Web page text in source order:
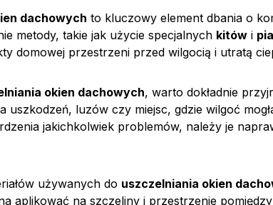
dachowych to kluczowy element dbania o
metody, takie jak użycie specjalnych kitów i
domowej przestrzeni przed wilgocią i utratą
okien dachowych, warto dokładnie
uszkodzeń, luzów czy miejsc, gdzie wilgoć
jakichkolwiek problemów, należy je
używanych do uszczelniania okien
aplikować na szczeliny i przestrzenie